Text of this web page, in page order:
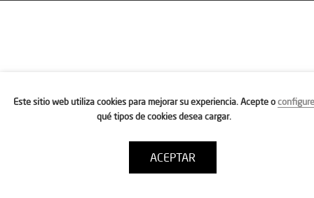
Este sitio web utiliza cookies para mejorar su experiencia. Acepte oconfigure
qué tipos de cookies desea cargar.
ACEPTAR